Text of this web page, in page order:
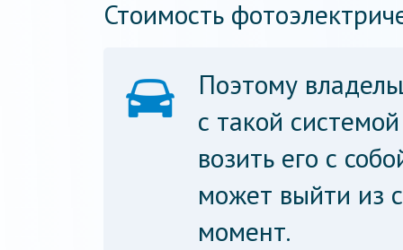
Стоимость
Поэтому
с такой
возить его с
может выйти из
момент.